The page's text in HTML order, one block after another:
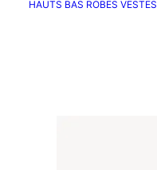
HAUTS BAS ROBES VESTES